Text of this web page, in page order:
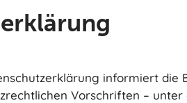
informiert die
Vorschriften –